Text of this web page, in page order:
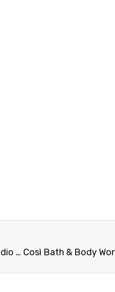
Il mondo dell’intrattenimento online e la personalizzazione: il caso studio di Infinity+